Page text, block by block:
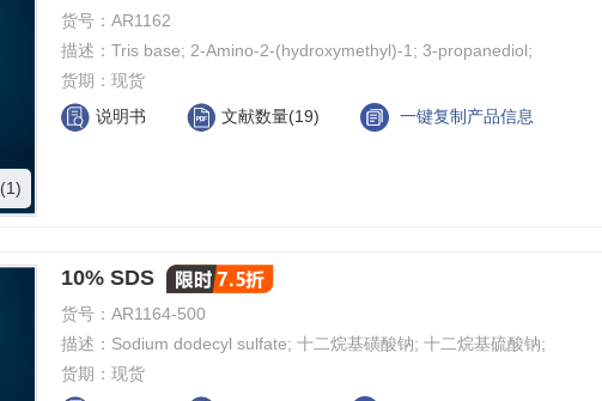
(1)
货号： AR1162
描述： Tris base; 2-Amino-2-(hydroxymethyl)-1; 3-propanediol;
货期： 现货
说明书
文献数量(19) 一键复制产品信息
10% SDS
货号： AR1164-500
描述： Sodium dodecyl sulfate; 十二烷基磺酸钠; 十二烷基硫酸钠;
货期： 现货